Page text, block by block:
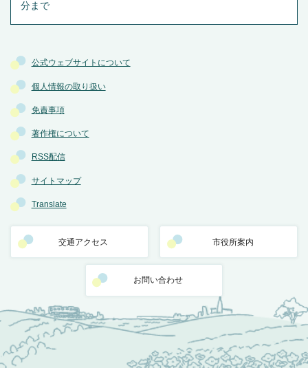
公式ウェブサイトについて
個人情報の取り扱い
免責事項
著作権について
RSS配信
サイトマップ
Translate
交通アクセス 市役所案内
お問い合わせ
分まで